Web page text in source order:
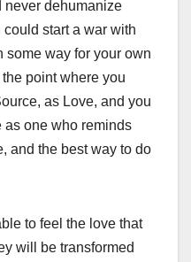
never dehumanize
start a war with
some way for your own
point where you
as Love, and you
as one who reminds
and the best way to do
to feel the love that
will be transformed